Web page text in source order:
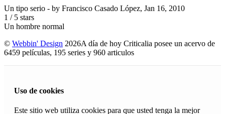
Un tipo serio - by Francisco Casado López, Jan 16, 2010
1 / 5 stars
Un hombre normal
© Webbin' Design 2026A día de hoy Criticalia posee un acervo de
6459 películas, 195 series y 960 articulos
Uso de cookies
Este sitio web utiliza cookies para que usted tenga la mejor